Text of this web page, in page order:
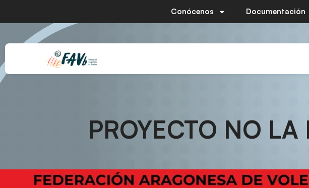
Conócenos Documentación
PROYECTO NO